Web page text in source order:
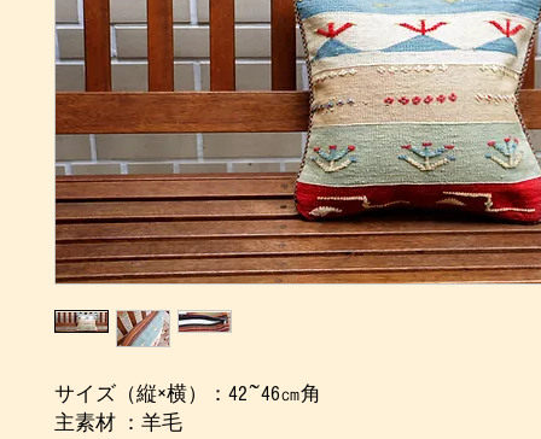
サイズ（縦×横）：42~46㎝角
主素材 ：羊毛